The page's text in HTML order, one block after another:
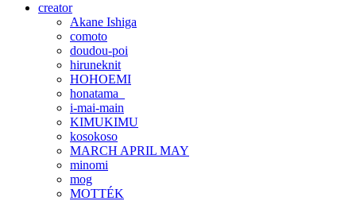
creator
Akane Ishiga
comoto
doudou-poi
hiruneknit
HOHOEMI
honatama_
i-mai-main
KIMUKIMU
kosokoso
MARCH APRIL MAY
minomi
mog
MOTTÉK